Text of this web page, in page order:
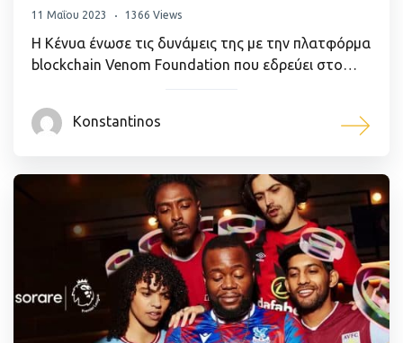
11 Μαΐου 2023 1366 Views
Η Κένυα ένωσε τις δυνάμεις της με την πλατφόρμα
blockchain Venom Foundation που εδρεύει στο…
Konstantinos